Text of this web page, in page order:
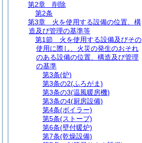
第2章
削除
第2条
第3章
火を使用する設備の位置、構
造及び管理の基準等
第1節
火を使用する設備及びその
使用に際し、火災の発生のおそれ
のある設備の位置、構造及び管理
の基準
第3条(炉)
第3条の2(ふろがま)
第3条の3(温風暖房機)
第3条の4(厨房設備)
第4条(ボイラー)
第5条(ストーブ)
第6条(壁付暖炉)
第7条(乾燥設備)